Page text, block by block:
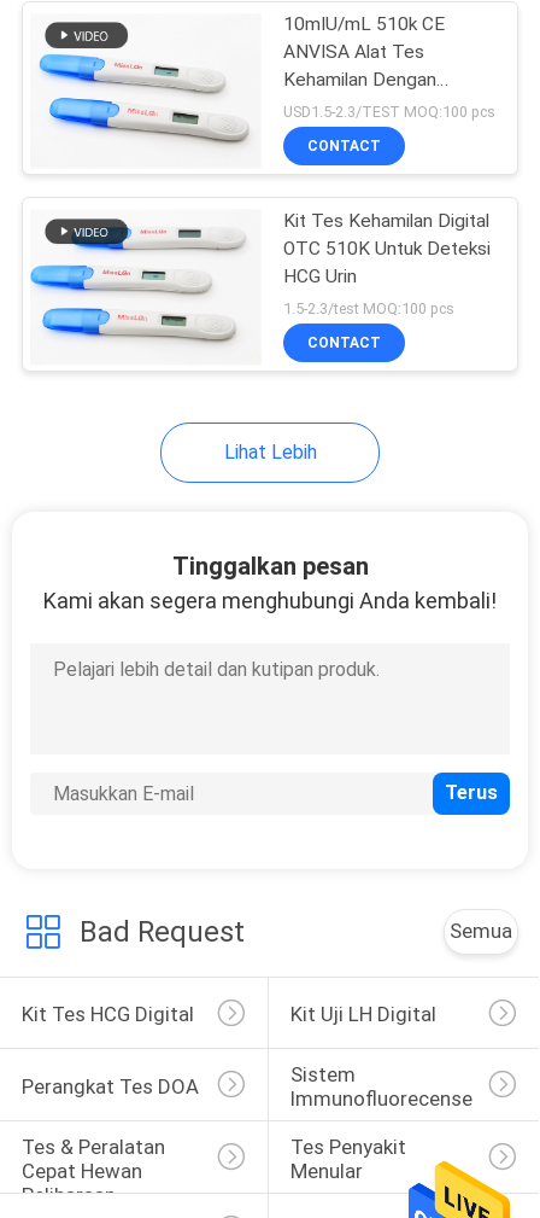
10mIU/mL 510k CE
ANVISA Alat Tes
Kehamilan Dengan
Tampilan Hasil Akurat
Digital
USD1.5-2.3/TEST MOQ:100 pcs
CONTACT
Kit Tes Kehamilan Digital
OTC 510K Untuk Deteksi
HCG Urin
1.5-2.3/test MOQ:100 pcs
CONTACT
Lihat Lebih
Tinggalkan pesan
Kami akan segera menghubungi Anda kembali!
Bad Request Semua
Kit Tes HCG Digital Kit Uji LH Digital
Perangkat Tes DOA
Sistem
Immunofluorecense
Tes & Peralatan
Cepat Hewan
Peliharaan
Tes Penyakit
Menular